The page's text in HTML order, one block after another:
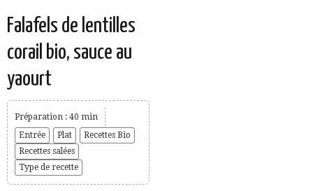
Falafels de lentilles
corail bio, sauce au
yaourt
Préparation : 40 min
Entrée
Plat
Recettes Bio
Recettes salées
Type de recette